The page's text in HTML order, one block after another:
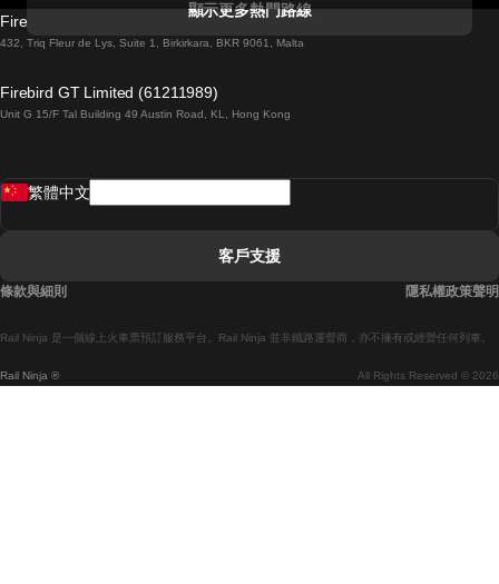
都柏林開往戈尔韦的列車
羅馬開往拿坡里的列車
顯示更多熱門路線
Firebird GT Limited (OC 1451)
432, Triq Fleur de Lys, Suite 1, Birkirkara, BKR 9061, Malta
Firebird GT Limited (61211989)
Unit G 15/F Tal Building 49 Austin Road, KL, Hong Kong
Rail Ninja ® All Rights Reserved © 2026
Rail Ninja 是一個線上火車票預訂服務平台。Rail Ninja 並非鐵路運營商，亦不擁有或經營任何列車。
繁體中文
客戶支援
條款與細則 隱私權政策聲明